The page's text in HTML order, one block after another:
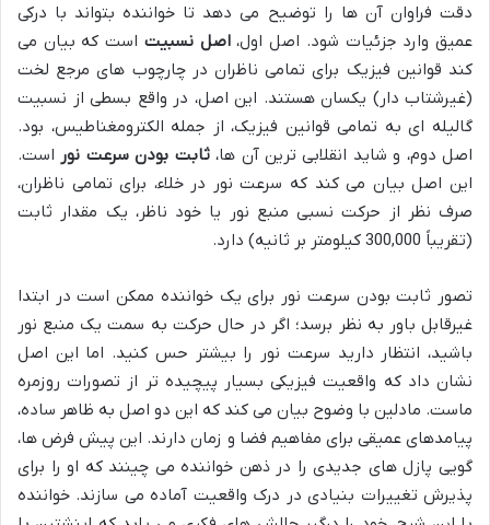
دقت فراوان آن ها را توضیح می دهد تا خواننده بتواند با درکی
عمیق وارد جزئیات شود. اصل اول،اصل نسبیت است که بیان می
کند قوانین فیزیک برای تمامی ناظران در چارچوب های مرجع لخت
(غیرشتاب دار) یکسان هستند. این اصل، در واقع بسطی از نسبیت
گالیله ای به تمامی قوانین فیزیک، از جمله الکترومغناطیس، بود.
اصل دوم، و شاید انقلابی ترین آن ها،ثابت بودن سرعت نور است.
این اصل بیان می کند که سرعت نور در خلاء، برای تمامی ناظران،
صرف نظر از حرکت نسبی منبع نور یا خود ناظر، یک مقدار ثابت
(تقریباً 300,000 کیلومتر بر ثانیه) دارد.
تصور ثابت بودن سرعت نور برای یک خواننده ممکن است در ابتدا
غیرقابل باور به نظر برسد؛ اگر در حال حرکت به سمت یک منبع نور
باشید، انتظار دارید سرعت نور را بیشتر حس کنید. اما این اصل
نشان داد که واقعیت فیزیکی بسیار پیچیده تر از تصورات روزمره
ماست. مادلین با وضوح بیان می کند که این دو اصل به ظاهر ساده،
پیامدهای عمیقی برای مفاهیم فضا و زمان دارند. این پیش فرض ها،
گویی پازل های جدیدی را در ذهن خواننده می چینند که او را برای
پذیرش تغییرات بنیادی در درک واقعیت آماده می سازند. خواننده